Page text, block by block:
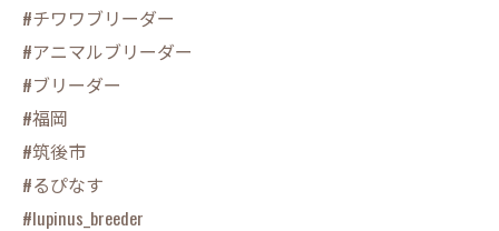
#チワワブリーダー
#アニマルブリーダー
#ブリーダー
#福岡
#筑後市
#るぴなす
#lupinus_breeder